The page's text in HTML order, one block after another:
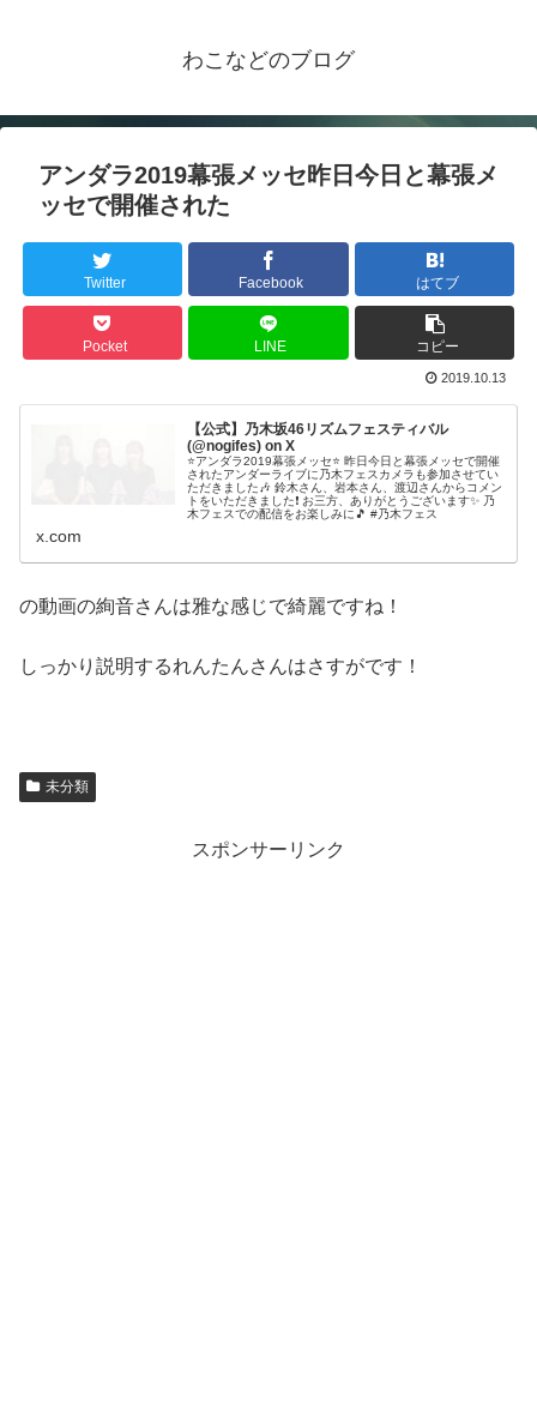
わこなどのブログ
アンダラ2019幕張メッセ昨日今日と幕張メ
ッセで開催された
Twitter Facebook はてブ
Pocket LINE コピー
2019.10.13
【公式】乃木坂46リズムフェスティバル
(@nogifes) on X
⭐️アンダラ2019幕張メッセ⭐️ 昨日今日と幕張メッセで開催
されたアンダーライブに乃木フェスカメラも参加させてい
ただきました🎶 鈴木さん、岩本さん、渡辺さんからコメン
トをいただきました❗️ お三方、ありがとうございます✨ 乃
木フェスでの配信をお楽しみに🎵 #乃木フェス
x.com
の動画の絢音さんは雅な感じで綺麗ですね！
しっかり説明するれんたんさんはさすがです！
未分類
スポンサーリンク